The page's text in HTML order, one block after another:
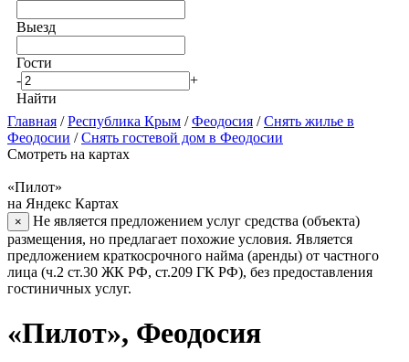
Выезд
Гости
-
+
Найти
Главная /Республика Крым /Феодосия /Снять жилье в
Феодосии /Снять гостевой дом в Феодосии
Смотреть на картах
«Пилот»
на Яндекс Картах
×
Не является предложением услуг средства (объекта)
размещения, но предлагает похожие условия. Является
предложением краткосрочного найма (аренды) от частного
лица (ч.2 ст.30 ЖК РФ, ст.209 ГК РФ), без предоставления
гостиничных услуг.
«Пилот», Феодосия